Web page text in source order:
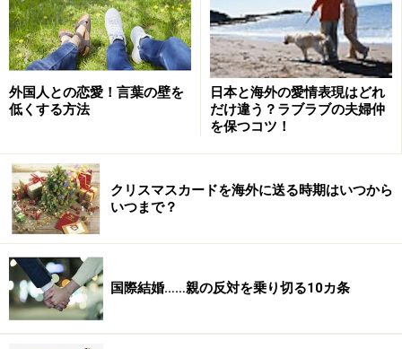
外国人との恋愛！言葉の壁を
低くする方法
日本と海外の愛情表現はどれ
だけ違う？ラブラブの夫婦仲
を保つコツ！
クリスマスカードを海外に送る時期はいつから
いつまで？
国際結婚……親の反対を乗り切る10カ条